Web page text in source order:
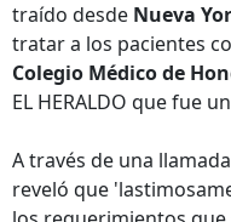
traído desde Nueva
tratar a los pacientes
Colegio Médico de
EL HERALDO que fue
A través de una
reveló que